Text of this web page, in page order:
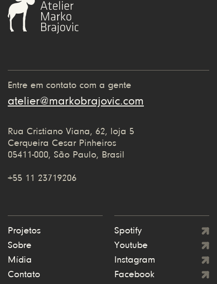
Entre em contato com a gente
atelier@markobrajovic.com
Rua Cristiano Viana, 62, loja 5
Cerqueira Cesar Pinheiros
05411-000, São Paulo, Brasil
+55 11 23719206
Projetos
Sobre
Mídia
Contato
Spotify
Youtube
Instagram
Facebook